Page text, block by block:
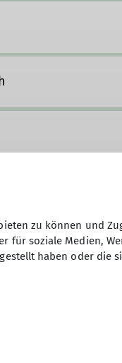
zu können und
für soziale Medien,
haben oder die